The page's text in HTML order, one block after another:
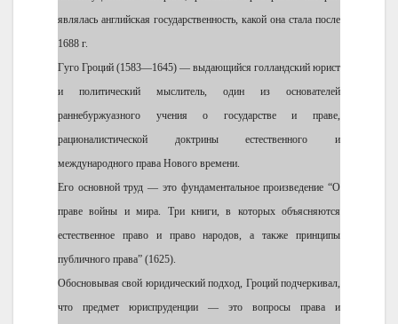
являлась английская государственность, какой она стала после
1688 г.
Гуго Гроций (1583—1645) — выдающийся голландский юрист
и политический мыслитель, один из основателей
раннебуржуазного учения о государстве и праве,
рационалистической доктрины естественного и
международного права Нового времени.
Его основной труд — это фундаментальное произведение “О
праве войны и мира. Три книги, в которых объясняются
естественное право и право народов, а также принципы
публичного права” (1625).
Обосновывая свой юридический подход, Гроций подчеркивал,
что предмет юриспруденции — это вопросы права и